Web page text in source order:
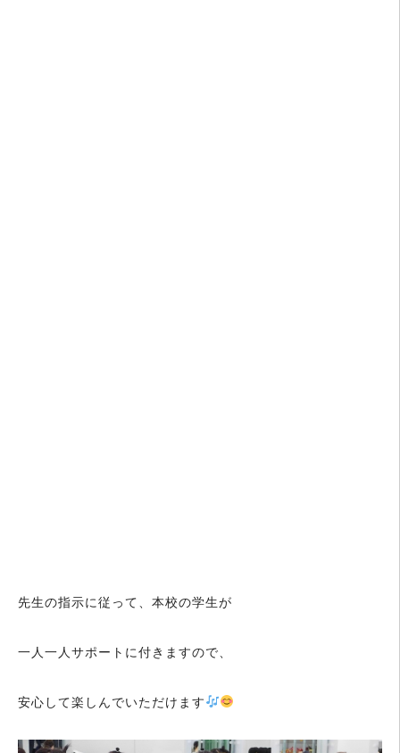
先生の指示に従って、本校の学生が
一人一人サポートに付きますので、
安心して楽しんでいただけます